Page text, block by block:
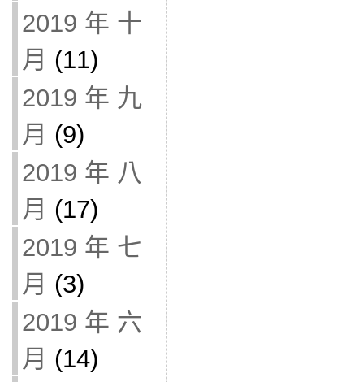
2019 年 十
月 (11)
2019 年 九
月 (9)
2019 年 八
月 (17)
2019 年 七
月 (3)
2019 年 六
月 (14)